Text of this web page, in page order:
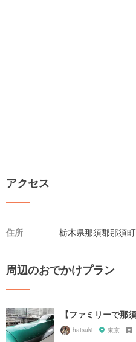
アクセス
住所 栃木県那須郡那須
周辺のおでかけプラン
【ファミリーで那
hatsuki 東京